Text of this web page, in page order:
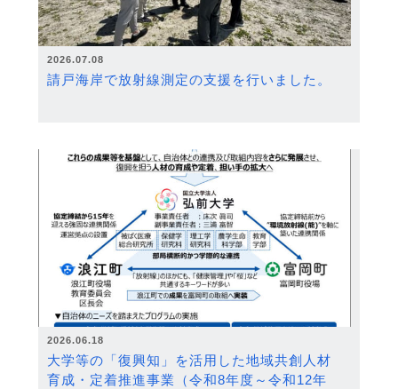
2026.07.08
請戸海岸で放射線測定の支援を行いました。
2026.06.18
大学等の「復興知」を活用した地域共創人材
育成・定着推進事業（令和8年度～令和12年